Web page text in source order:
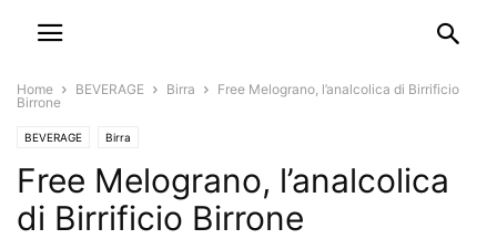
Home BEVERAGE Birra
Free Melograno, l’analcolica di Birrificio
Birrone
BEVERAGE Birra
Free Melograno, l’analcolica
di Birrificio Birrone